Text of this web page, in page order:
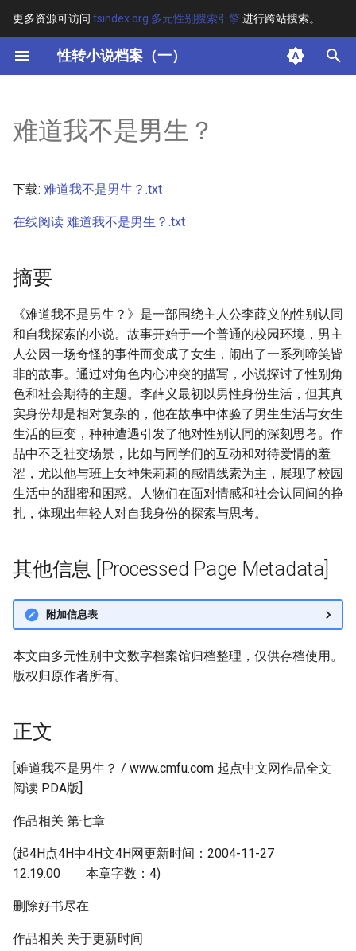
更多资源可访问 tsindex.org 多元性别搜索引擎进行跨站搜索。
性转小说档案（一）
键
开
搜
索
其他信息 [Processed Page
难道我不是男生？
下载: 难道我不是男生？.txt
在线阅读 难道我不是男生？.txt
摘要
《难道我不是男生？》是一部围绕主人公李薛义的性别认同
和自我探索的小说。故事开始于一个普通的校园环境，男主
人公因一场奇怪的事件而变成了女生，闹出了一系列啼笑皆
非的故事。通过对角色内心冲突的描写，小说探讨了性别角
色和社会期待的主题。李薛义最初以男性身份生活，但其真
实身份却是相对复杂的，他在故事中体验了男生生活与女生
生活的巨变，种种遭遇引发了他对性别认同的深刻思考。作
品中不乏社交场景，比如与同学们的互动和对待爱情的羞
涩，尤以他与班上女神朱莉莉的感情线索为主，展现了校园
生活中的甜蜜和困惑。人物们在面对情感和社会认同间的挣
扎，体现出年轻人对自我身份的探索与思考。
其他信息 [Processed Page Metadata]
附加信息表
本文由多元性别中文数字档案馆归档整理，仅供存档使用。
版权归原作者所有。
正文
[难道我不是男生？ / www.cmfu.com 起点中文网作品全文
阅读 PDA版]
作品相关 第七章
(起4H点4H中4H文4H网更新时间：2004-11-27
12:19:00 本章字数：4)
删除好书尽在
作品相关 关于更新时间